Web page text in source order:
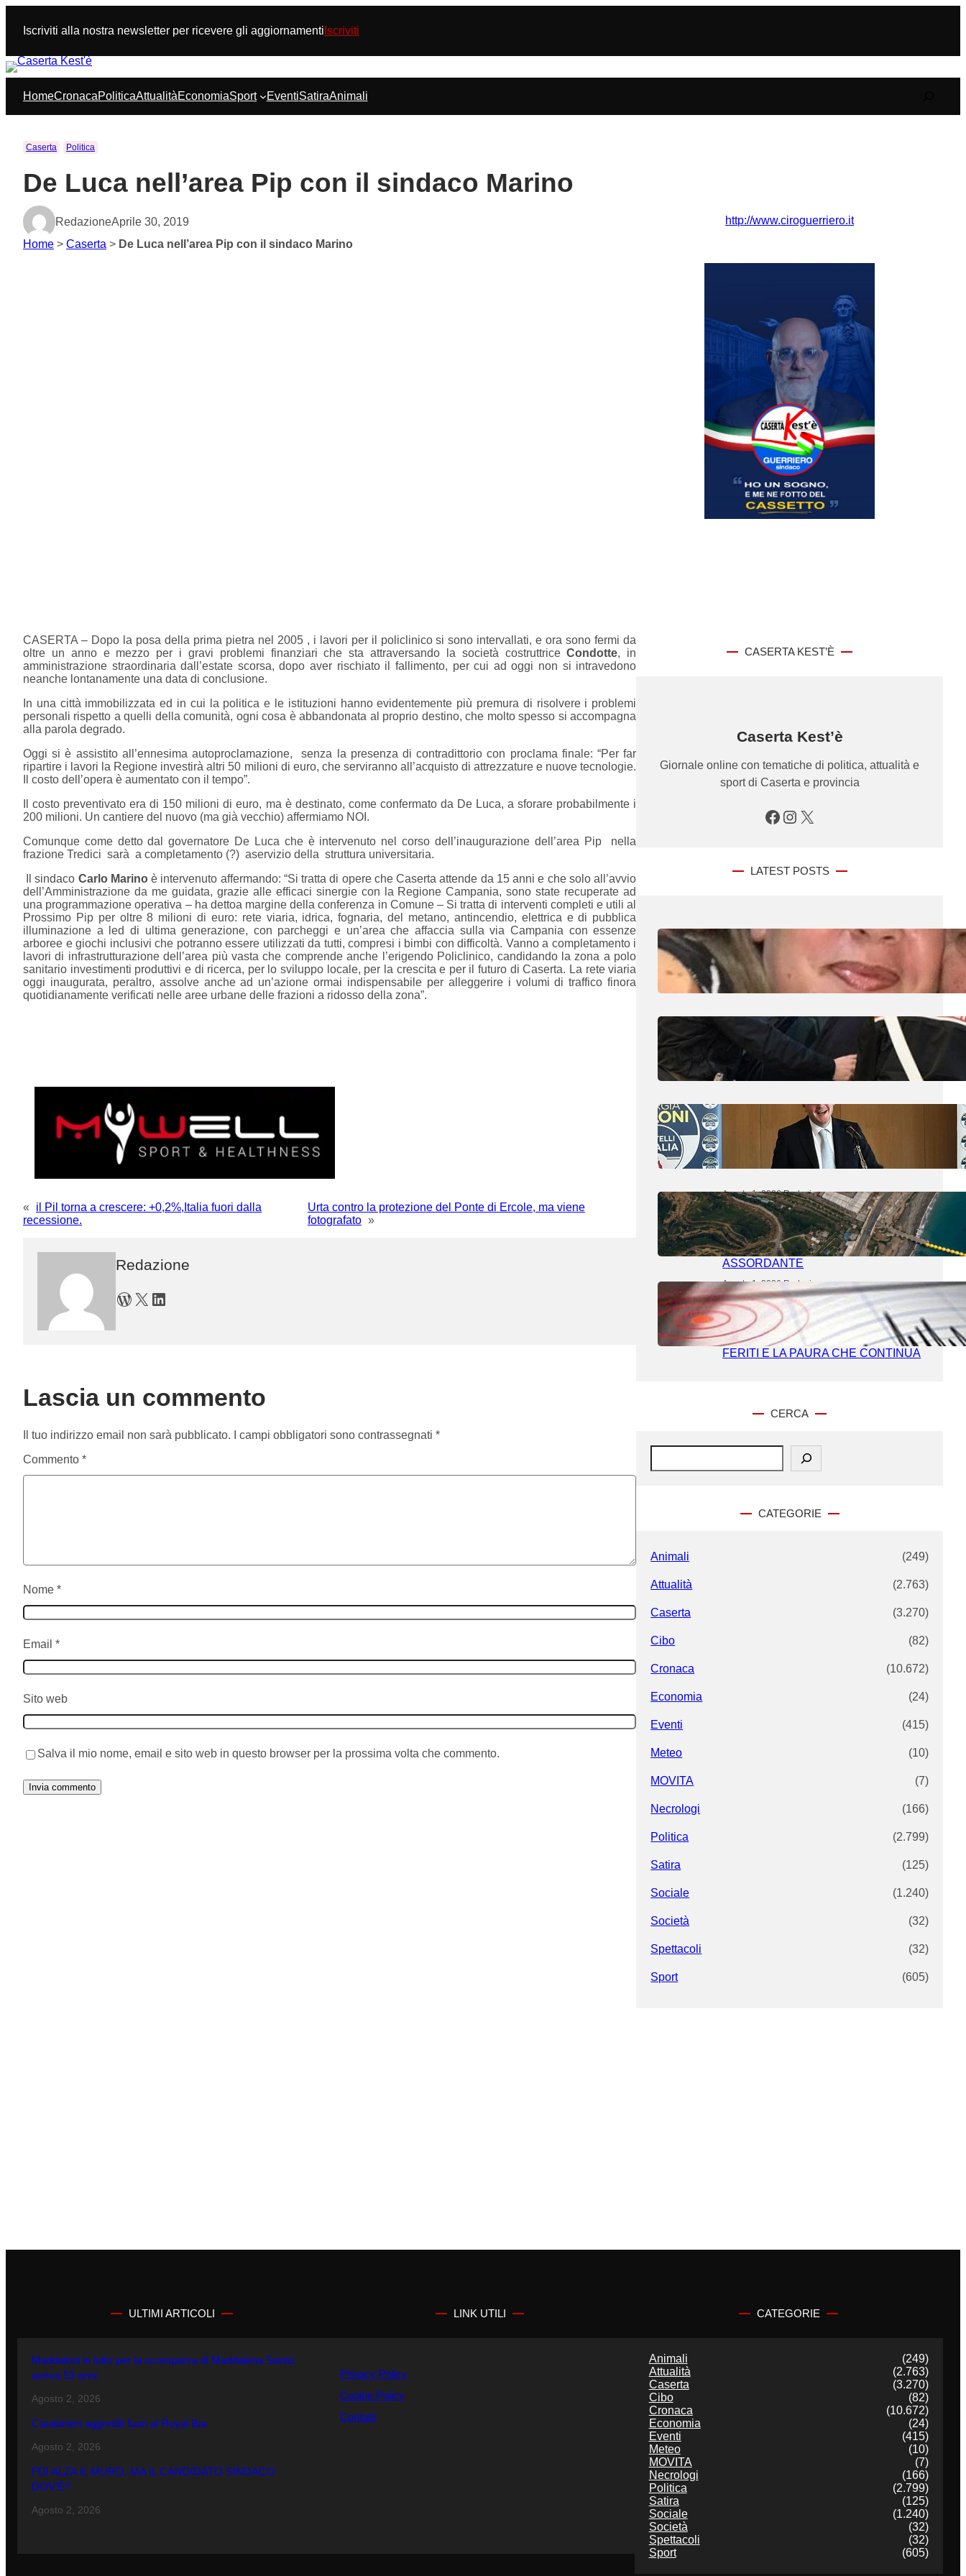
contenuto
Iscriviti alla nostra newsletter per ricevere gli aggiornamenti Iscriviti
HomeCronacaPoliticaAttualitàEconomiaSport EventiSatiraAnimali
Caserta Politica
De Luca nell’area Pip con il sindaco Marino
RedazioneAprile 30, 2019
Home > Caserta > De Luca nell’area Pip con il sindaco Marino
CASERTA – Dopo la posa della prima pietra nel 2005 , i lavori per il policlinico si sono intervallati, e ora sono fermi da
oltre un anno e mezzo per i gravi problemi finanziari che sta attraversando la società costruttriceCondotte, in
amministrazione straordinaria dall’estate scorsa, dopo aver rischiato il fallimento, per cui ad oggi non si intravedono
neanche lontanamente una data di conclusione.
In una città immobilizzata ed in cui la politica e le istituzioni hanno evidentemente più premura di risolvere i problemi
personali rispetto a quelli della comunità, ogni cosa è abbandonata al proprio destino, che molto spesso si accompagna
alla parola degrado.
Oggi si è assistito all’ennesima autoproclamazione, senza la presenza di contradittorio con proclama finale: “Per far
ripartire i lavori la Regione investirà altri 50 milioni di euro, che serviranno all’acquisto di attrezzature e nuove tecnologie.
Il costo dell’opera è aumentato con il tempo”.
Il costo preventivato era di 150 milioni di euro, ma è destinato, come confermato da De Luca, a sforare probabilmente i
200 milioni. Un cantiere del nuovo (ma già vecchio) affermiamo NOI.
Comunque come detto dal governatore De Luca che è intervenuto nel corso dell’inaugurazione dell’area Pip nella
frazione Tredici sarà a completamento (?) aservizio della struttura universitaria.
Il sindaco Carlo Marinoè intervenuto affermando: “Si tratta di opere che Caserta attende da 15 anni e che solo all’avvio
dell’Amministrazione da me guidata, grazie alle efficaci sinergie con la Regione Campania, sono state recuperate ad
una programmazione operativa – ha dettoa margine della conferenza in Comune – Si tratta di interventi completi e utili al
Prossimo Pip per oltre 8 milioni di euro: rete viaria, idrica, fognaria, del metano, antincendio, elettrica e di pubblica
illuminazione a led di ultima generazione, con parcheggi e un’area che affaccia sulla via Campania con essenze
arboree e giochi inclusivi che potranno essere utilizzati da tutti, compresi i bimbi con difficoltà. Vanno a completamento i
lavori di infrastrutturazione dell’area più vasta che comprende anche l’erigendo Policlinico, candidando la zona a polo
sanitario investimenti produttivi e di ricerca, per lo sviluppo locale, per la crescita e per il futuro di Caserta. La rete viaria
oggi inaugurata, peraltro, assolve anche ad un’azione ormai indispensabile per alleggerire i volumi di traffico finora
quotidianamente verificati nelle aree urbane delle frazioni a ridosso della zona”.
«
il Pil torna a crescere: +0,2%,Italia fuori dalla
recessione.
Urta contro la protezione del Ponte di Ercole, ma viene
fotografato »
Redazione
WordPress X LinkedIn
Lascia un commento
Il tuo indirizzo email non sarà pubblicato. I campi obbligatori sono contrassegnati *
Commento *
Nome *
Email *
Sito web
Salva il mio nome, email e sito web in questo browser per la prossima volta che commento.
http://www.ciroguerriero.it
CASERTA KEST’È
Caserta Kest’è
Giornale online con tematiche di politica, attualità e
sport di Caserta e provincia
Facebook Instagram X
LATEST POSTS
Agosto 2, 2026
Maddaloni in lutto per la scomparsa di
Maddalena Santo: aveva 53 anni
Agosto 2, 2026 Redazione
Carabinieri aggrediti fuori al Royal Bar
Redazione
FDI ALZA IL MURO, MA IL
CANDIDATO SINDACO DOV’È?
Agosto 1, 2026.Redazione
COMITATO 989: QUANDO IL
BLOCCO IN MARE LO FA SÁNCHEZ,
IL SILENZIO DIVENTA
ASSORDANTE
Agosto 1, 2026.Redazione
CAMPI FLEGREI, LA TERRA NON SI
FERMA: OLTRE 60 SCOSSE DOPO
IL SISMA DA 4.7. EVACUAZIONI,
FERITI E LA PAURA CHE CONTINUA
CERCA
S
CATEGORIE
Animali (249)
Attualità (2.763)
Caserta (3.270)
Cibo (82)
Cronaca (10.672)
Economia (24)
Eventi (415)
Meteo (10)
MOVITA (7)
Necrologi (166)
Politica (2.799)
Satira (125)
Sociale (1.240)
Società (32)
Spettacoli (32)
Sport (605)
ULTIMI ARTICOLI
Maddaloni in lutto per la scomparsa di Maddalena Santo:
aveva 53 anni
Agosto 2, 2026
Carabinieri aggrediti fuori al Royal Bar
Agosto 2, 2026
FDI ALZA IL MURO, MA IL CANDIDATO SINDACO
DOV’È?
Agosto 2, 2026
LINK UTILI
Privacy Policy
Cookie Policy
Contatti
CATEGORIE
Animali
(249)
Attualità
(2.763)
Caserta
(3.270)
Cibo
(82)
Cronaca
(10.672)
Economia
(24)
Eventi
(415)
Meteo
(10)
MOVITA
(7)
Necrologi
(166)
Politica
(2.799)
Satira
(125)
Sociale
(1.240)
Società
(32)
Spettacoli
(32)
Sport
(605)